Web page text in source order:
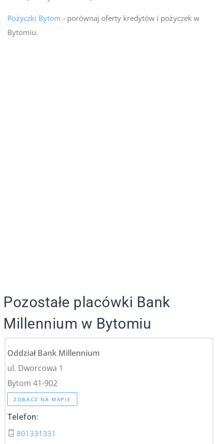
Pożyczki Bytom - porównaj oferty kredytów i pożyczek w
Bytomiu.
Pozostałe placówki Bank
Millennium w Bytomiu
Oddział Bank Millennium
ul. Dworcowa 1
Bytom 41-902
ZOBACZ NA MAPIE
Telefon:
801331331